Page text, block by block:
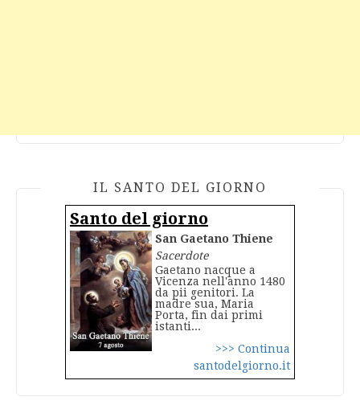
IL SANTO DEL GIORNO
Santo del giorno
San Gaetano Thiene
Sacerdote
Gaetano nacque a
Vicenza nell'anno 1480
da pii genitori. La
madre sua, Maria
Porta, fin dai primi
istanti...
>>> Continua
santodelgiorno.it